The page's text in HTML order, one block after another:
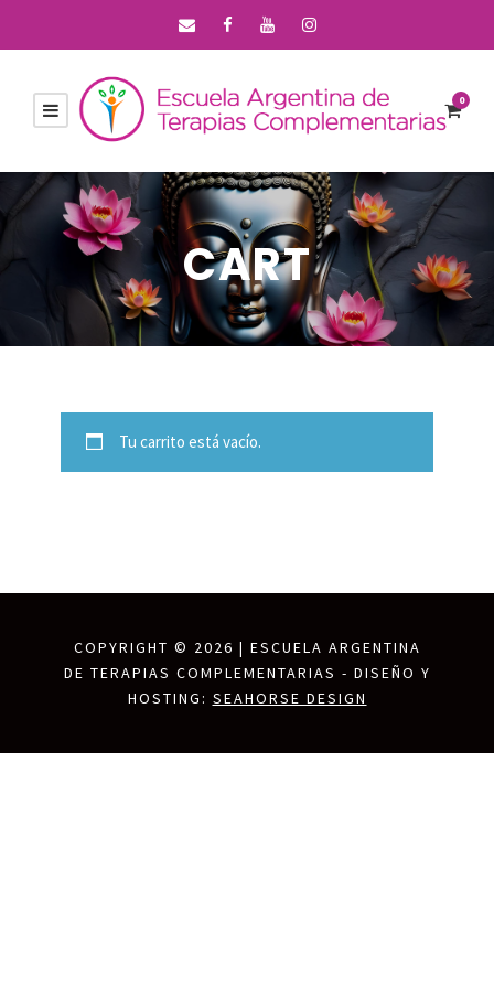
0
CART
Tu carrito está vacío.
COPYRIGHT © 2026 | ESCUELA ARGENTINA
DE TERAPIAS COMPLEMENTARIAS - DISEÑO Y
HOSTING: SEAHORSE DESIGN